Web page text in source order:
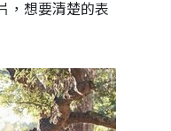
，想要清楚的表